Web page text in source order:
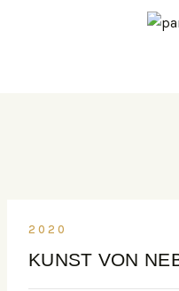
2020
KUNST VON